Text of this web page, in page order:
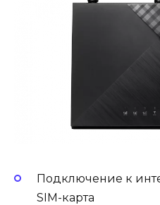
Подключение к
SIM-карта